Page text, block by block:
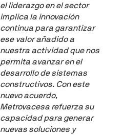
el liderazgo en el sector
implica la innovación
continua para garantizar
ese valor añadido a
nuestra actividad que nos
permita avanzar en el
desarrollo de sistemas
constructivos. Con este
nuevo acuerdo,
Metrovacesa refuerza su
capacidad para generar
nuevas soluciones y